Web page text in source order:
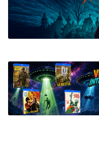
Bluray
Clasificada S
artwork
fantaterror
Jesús Franco